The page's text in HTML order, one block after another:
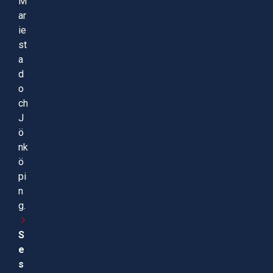
ar
ie
st
a
d
o
ch
J
ö
nk
ö
pi
n
g.
S
e
s